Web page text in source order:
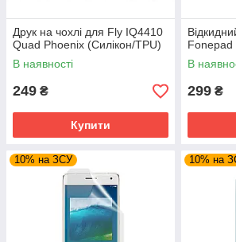
Друк на чохлі для Fly IQ4410
Quad Phoenix (Силікон/TPU)
В наявності
249 ₴
Купити
Fonepad
В
299 ₴
10% на ЗСУ 10% на